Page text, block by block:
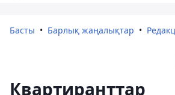
Басты Барлық жаңалықтар
Квартиранттар